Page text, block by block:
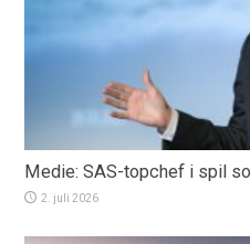
Medie: SAS-topchef i spil
2. juli 2026